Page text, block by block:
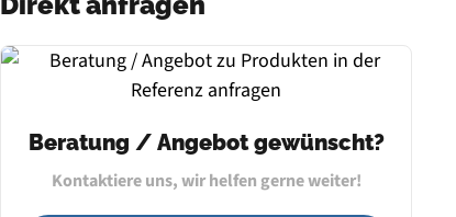
Beratung / Angebot gewünscht?
Kontaktiere uns, wir helfen gerne weiter!